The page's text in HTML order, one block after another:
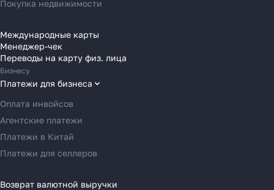
Переводы в Болгарию
Переводы в Венгрию
Переводы в Великобританию
Переводы в Грецию
Переводы в Германию
Переводы в Ирландию
Переводы в Испанию
Переводы в Италию
Переводы в Латвию
Покупка недвижимости
Международные карты
Менеджер-чек
Переводы на карту физ. лица
Бизнесу
Платежи для бизнеса
Оплата инвойсов
Агентские платежи
Платежи в Китай
Платежи для селлеров
Возврат валютной выручки